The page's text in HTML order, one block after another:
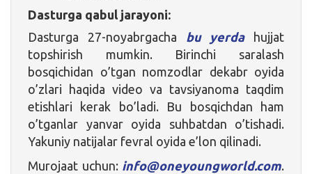
Dasturga qabul jarayoni:
Dasturga 27-noyabrgacha
bu yerda
hujjat
topshirish mumkin. Birinchi saralash
bosqichidan o’tgan nomzodlar dekabr oyida
o’zlari haqida video va tavsiyanoma taqdim
etishlari kerak bo’ladi. Bu bosqichdan ham
o’tganlar yanvar oyida suhbatdan o’tishadi.
Yakuniy natijalar fevral oyida e’lon qilinadi.
Murojaat uchun: info@oneyoungworld.com.